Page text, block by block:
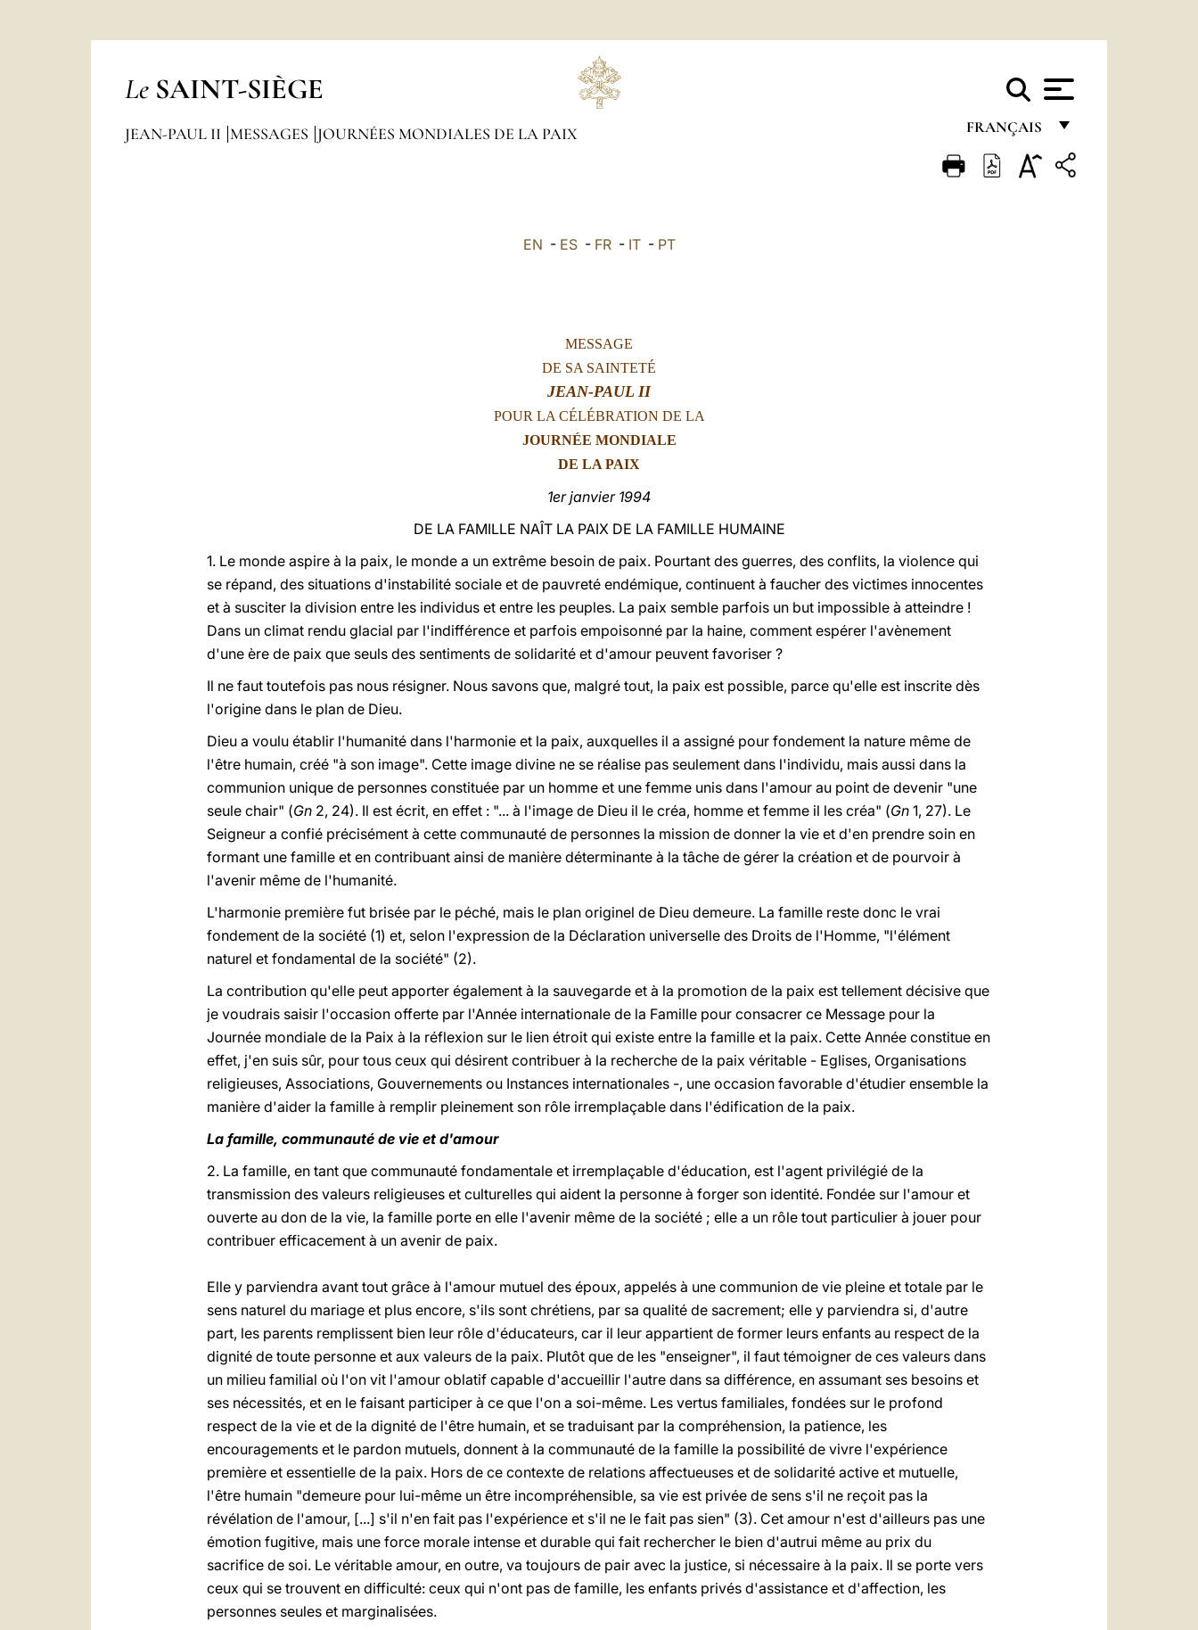
Le SAINT-SIÈGE
FRANÇAIS
FRANÇAIS
JEAN-PAUL II MESSAGES JOURNÉES MONDIALES DE LA PAIX
EN - ES- FR- IT- PT
MESSAGE
DE SA SAINTETÉ
JEAN-PAUL II
POUR LA CÉLÉBRATION DE LA
JOURNÉE MONDIALE
DE LA PAIX
1er janvier 1994
DE LA FAMILLE NAÎT LA PAIX DE LA FAMILLE HUMAINE
1. Le monde aspire à la paix, le monde a un extrême besoin de paix. Pourtant des guerres, des conflits, la violence qui
se répand, des situations d'instabilité sociale et de pauvreté endémique, continuent à faucher des victimes innocentes
et à susciter la division entre les individus et entre les peuples. La paix semble parfois un but impossible à atteindre !
Dans un climat rendu glacial par l'indifférence et parfois empoisonné par la haine, comment espérer l'avènement
d'une ère de paix que seuls des sentiments de solidarité et d'amour peuvent favoriser ?
Il ne faut toutefois pas nous résigner. Nous savons que, malgré tout, la paix est possible, parce qu'elle est inscrite dès
l'origine dans le plan de Dieu.
Dieu a voulu établir l'humanité dans l'harmonie et la paix, auxquelles il a assigné pour fondement la nature même de
l'être humain, créé "à son image". Cette image divine ne se réalise pas seulement dans l'individu, mais aussi dans la
communion unique de personnes constituée par un homme et une femme unis dans l'amour au point de devenir "une
seule chair" (Gn 2, 24). Il est écrit, en effet : "... à l'image de Dieu il le créa, homme et femme il les créa" (Gn 1, 27). Le
Seigneur a confié précisément à cette communauté de personnes la mission de donner la vie et d'en prendre soin en
formant une famille et en contribuant ainsi de manière déterminante à la tâche de gérer la création et de pourvoir à
l'avenir même de l'humanité.
L'harmonie première fut brisée par le péché, mais le plan originel de Dieu demeure. La famille reste donc le vrai
fondement de la société (1) et, selon l'expression de la Déclaration universelle des Droits de l'Homme, "l'élément
naturel et fondamental de la société" (2).
La contribution qu'elle peut apporter également à la sauvegarde et à la promotion de la paix est tellement décisive que
je voudrais saisir l'occasion offerte par l'Année internationale de la Famille pour consacrer ce Message pour la
Journée mondiale de la Paix à la réflexion sur le lien étroit qui existe entre la famille et la paix. Cette Année constitue en
effet, j'en suis sûr, pour tous ceux qui désirent contribuer à la recherche de la paix véritable - Eglises, Organisations
religieuses, Associations, Gouvernements ou Instances internationales -, une occasion favorable d'étudier ensemble la
manière d'aider la famille à remplir pleinement son rôle irremplaçable dans l'édification de la paix.
La famille, communauté de vie et d'amour
2. La famille, en tant que communauté fondamentale et irremplaçable d'éducation, est l'agent privilégié de la
transmission des valeurs religieuses et culturelles qui aident la personne à forger son identité. Fondée sur l'amour et
ouverte au don de la vie, la famille porte en elle l'avenir même de la société ; elle a un rôle tout particulier à jouer pour
contribuer efficacement à un avenir de paix.
Elle y parviendra avant tout grâce à l'amour mutuel des époux, appelés à une communion de vie pleine et totale par le
sens naturel du mariage et plus encore, s'ils sont chrétiens, par sa qualité de sacrement; elle y parviendra si, d'autre
part, les parents remplissent bien leur rôle d'éducateurs, car il leur appartient de former leurs enfants au respect de la
dignité de toute personne et aux valeurs de la paix. Plutôt que de les "enseigner", il faut témoigner de ces valeurs dans
un milieu familial où l'on vit l'amour oblatif capable d'accueillir l'autre dans sa différence, en assumant ses besoins et
ses nécessités, et en le faisant participer à ce que l'on a soi-même. Les vertus familiales, fondées sur le profond
respect de la vie et de la dignité de l'être humain, et se traduisant par la compréhension, la patience, les
encouragements et le pardon mutuels, donnent à la communauté de la famille la possibilité de vivre l'expérience
première et essentielle de la paix. Hors de ce contexte de relations affectueuses et de solidarité active et mutuelle,
l'être humain "demeure pour lui-même un être incompréhensible, sa vie est privée de sens s'il ne reçoit pas la
révélation de l'amour, [...] s'il n'en fait pas l'expérience et s'il ne le fait pas sien" (3). Cet amour n'est d'ailleurs pas une
émotion fugitive, mais une force morale intense et durable qui fait rechercher le bien d'autrui même au prix du
sacrifice de soi. Le véritable amour, en outre, va toujours de pair avec la justice, si nécessaire à la paix. Il se porte vers
ceux qui se trouvent en difficulté: ceux qui n'ont pas de famille, les enfants privés d'assistance et d'affection, les
personnes seules et marginalisées.